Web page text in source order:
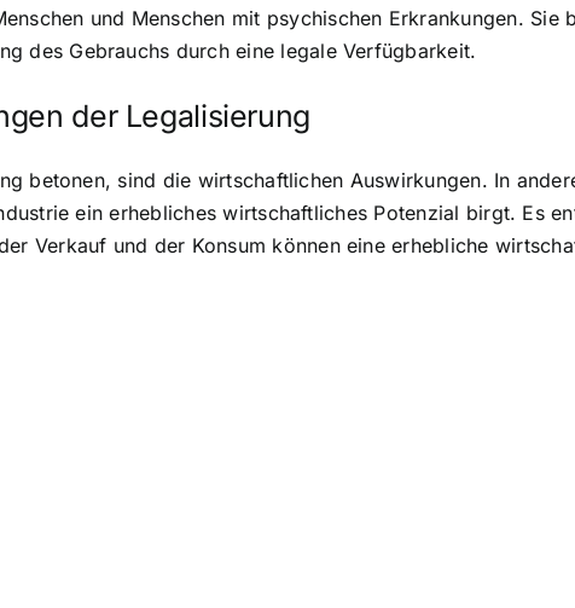
und Menschen mit psychischen Erkrankungen.
des Gebrauchs durch eine legale Verfügbarkeit.
der Legalisierung
betonen, sind die wirtschaftlichen Auswirkungen. In
ein erhebliches wirtschaftliches Potenzial birgt. Es
Verkauf und der Konsum können eine erhebliche